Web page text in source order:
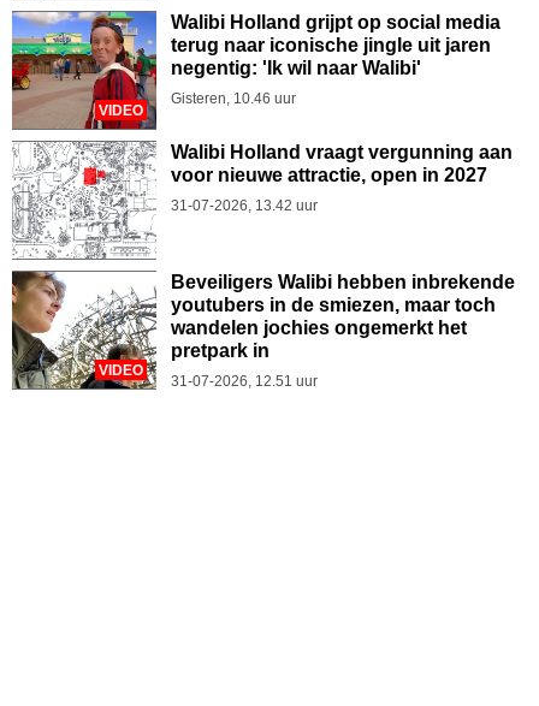
VIDEO
Walibi Holland grijpt op social media
terug naar iconische jingle uit jaren
negentig: 'Ik wil naar Walibi'
Gisteren, 10.46 uur
Walibi Holland vraagt vergunning aan
voor nieuwe attractie, open in 2027
31-07-2026, 13.42 uur
VIDEO
Beveiligers Walibi hebben inbrekende
youtubers in de smiezen, maar toch
wandelen jochies ongemerkt het
pretpark in
31-07-2026, 12.51 uur